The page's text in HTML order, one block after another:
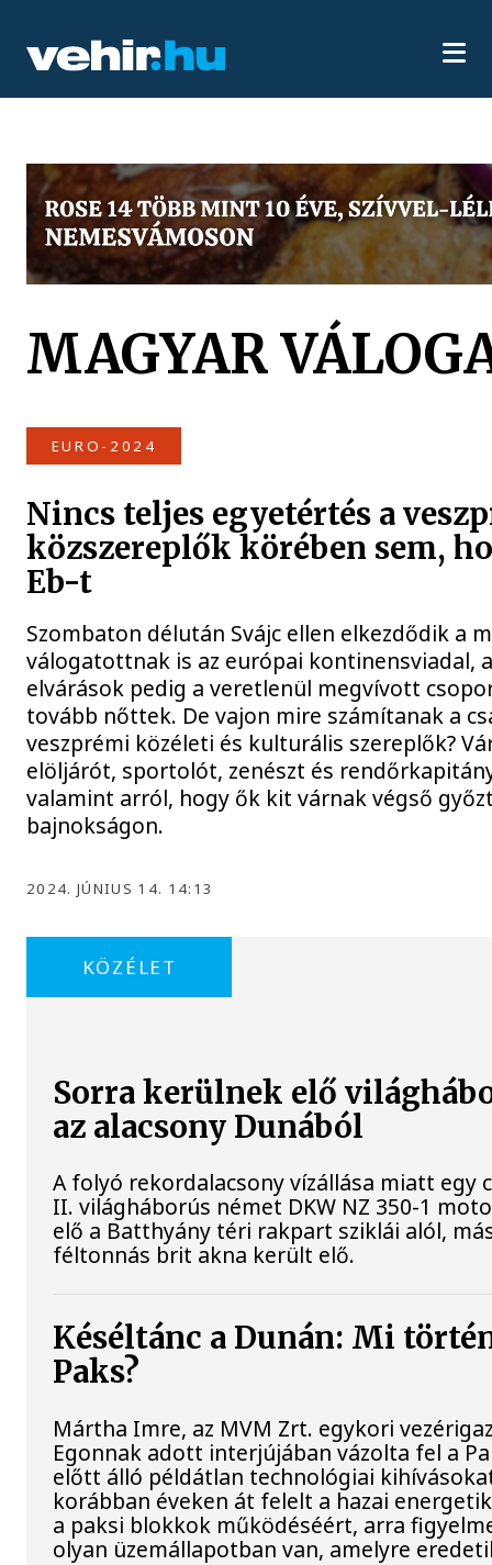
MAGYAR
EURO-2024
Nincs teljes egyetértés a
közszereplők körében sem,
Eb-t
Szombaton délután Svájc ellen elkezdődik a
válogatottnak is az európai kontinensviadal,
elvárások pedig a veretlenül megvívott
tovább nőttek. De vajon mire számítanak a
veszprémi közéleti és kulturális szereplők?
elöljárót, sportolót, zenészt és
valamint arról, hogy ők kit várnak végső
bajnokságon.
2024. JÚNIUS 14. 14:13
KÖZÉLET
Sorra kerülnek elő
az alacsony Dunából
A folyó rekordalacsony vízállása miatt egy
II. világháborús német DKW NZ 350-1
elő a Batthyány téri rakpart sziklái alól,
féltonnás brit akna került elő.
Késéltánc a Dunán: Mi
Paks?
Mártha Imre, az MVM Zrt. egykori
Egonnak adott interjújában vázolta fel a
előtt álló példátlan technológiai
korábban éveken át felelt a hazai
a paksi blokkok működéséért, arra
olyan üzemállapotban van, amelyre